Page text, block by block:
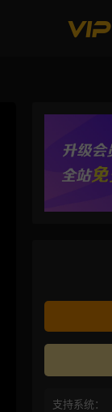
支持系统：